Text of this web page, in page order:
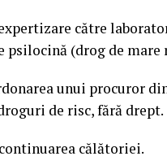
către
psilocină (drog de mare
unui procuror
de risc, fără drept.
călătoriei.